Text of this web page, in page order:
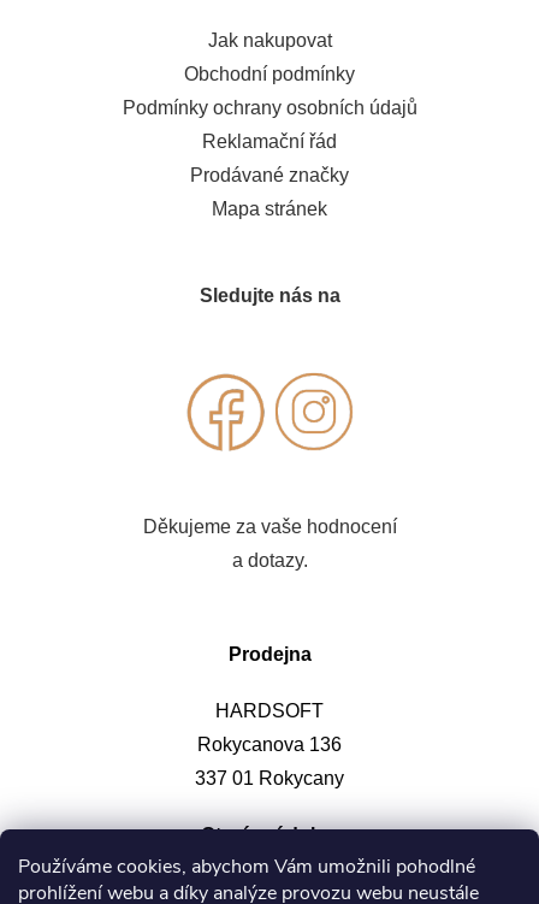
Používáme cookies, abychom Vám umožnili pohodlné
prohlížení webu a díky analýze provozu webu neustále
Jak nakupovat
Obchodní podmínky
Podmínky ochrany osobních údajů
Reklamační řád
Prodávané značky
Mapa stránek
Sledujte nás na
Děkujeme za vaše hodnocení
a dotazy.
Prodejna
HARDSOFT
Rokycanova 136
337 01 Rokycany
Otevírací doba: